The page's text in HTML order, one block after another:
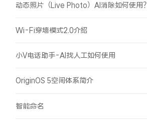
动态照片（Live Photo）AI消除如何使用？
Wi-Fi穿墙模式2.0介绍
小V电话助手-AI找人工如何使用
OriginOS 5空间体系简介
智能命名